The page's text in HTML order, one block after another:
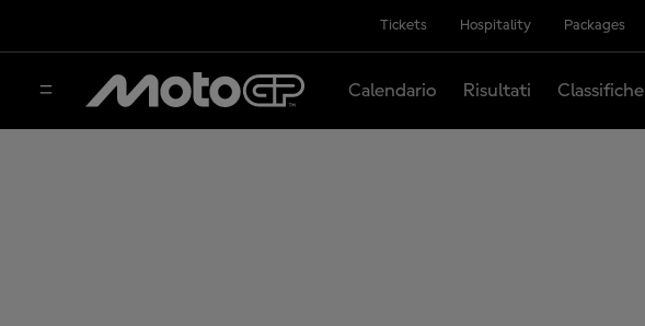
Tickets Hospitality Packages
Calendario Risultati Classifiche